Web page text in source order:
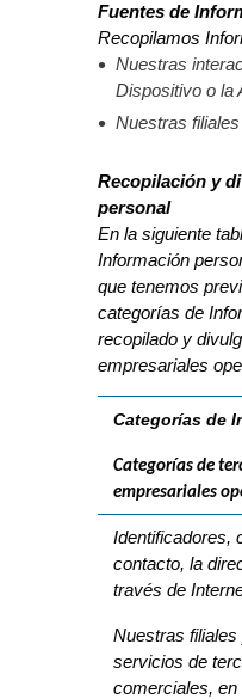
Fuentes de
Recopilamos
Nuestras
Dispositivo o la
Nuestras
Recopilación y
personal
En la siguiente
Información
que tenemos
categorías de
recopilado y
empresariales
Categorías de
Categorías de
empresariales
Identificadores,
contacto, la
través de
Nuestras
servicios de
comerciales,